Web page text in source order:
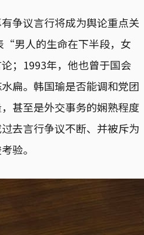
争议言行将成为舆论重点关
“男人的生命在下半段，女
；1993年，他也曾于国会
扁。韩国瑜是否能调和党团
甚至是外交事务的娴熟程度
去言行争议不断、并被斥为
验。